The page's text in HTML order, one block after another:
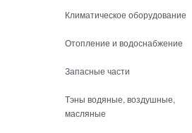
Климатическое оборудование
Отопление и водоснабжение
Запасные части
Тэны водяные, воздушные,
масляные